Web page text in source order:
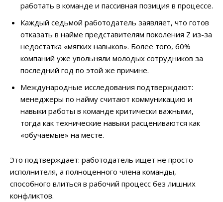
работать в команде и пассивная позиция в процессе.
Каждый седьмой работодатель заявляет, что готов
отказать в найме представителям поколения Z из-за
недостатка «мягких навыков». Более того, 60%
компаний уже увольняли молодых сотрудников за
последний год по этой же причине.
Международные исследования подтверждают:
менеджеры по найму считают коммуникацию и
навыки работы в команде критически важными,
тогда как технические навыки расцениваются как
«обучаемые» на месте.
Это подтверждает: работодатель ищет не просто
исполнителя, а полноценного члена команды,
способного влиться в рабочий процесс без лишних
конфликтов.